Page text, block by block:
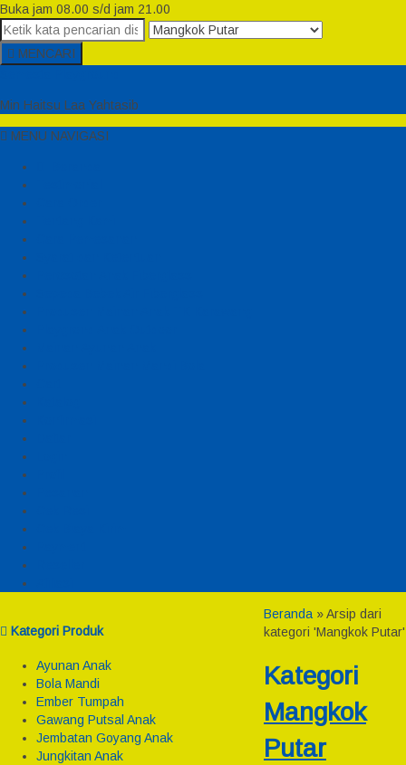
Buka jam 08.00 s/d jam 21.00
MENCARI
Min Haitsu Laa Yahtasib
MENU NAVIGASI
Kategori Produk
Ayunan Anak
Bola Mandi
Ember Tumpah
Gawang Putsal Anak
Jembatan Goyang Anak
Jungkitan Anak
Beranda »Arsip dari
kategori 'Mangkok Putar'
Kategori
Mangkok
Putar